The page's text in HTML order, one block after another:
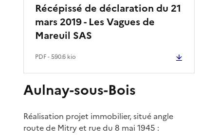
Récépissé de déclaration du 21
mars 2019 - Les Vagues de
Mareuil SAS
PDF- 590.6 kio
Aulnay-sous-Bois
Réalisation projet immobilier, situé angle
route de Mitry et rue du 8 mai 1945 :